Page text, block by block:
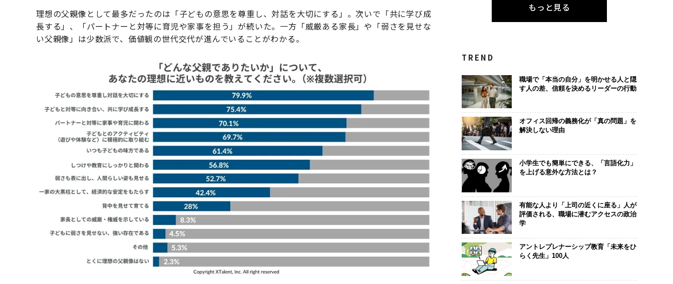
理想の父親像として最多だったのは「子どもの意思を尊重し、対話を大切にする」。次いで「共に学び成
長する」、「パートナーと対等に育児や家事を担う」が続いた。一方「威厳ある家長」や「弱さを見せな
い父親像」は少数派で、価値観の世代交代が進んでいることがわかる。
もっと見る
TREND
職場で「本当の自分」を明かせる人と隠
す人の差、信頼を決めるリーダーの行動
オフィス回帰の義務化が「真の問題」を
解決しない理由
小学生でも簡単にできる、「言語化力」
を上げる意外な方法とは？
有能な人より「上司の近くに座る」人が
評価される、職場に潜むアクセスの政治
学
アントレプレナーシップ教育「未来をひ
らく先生」100人